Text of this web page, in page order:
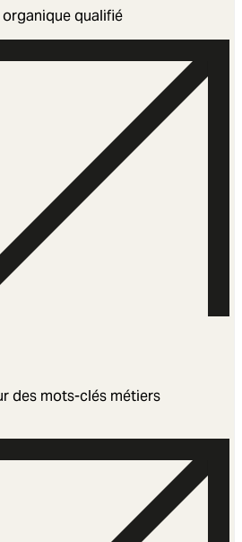
qualifié
des mots-clés métiers